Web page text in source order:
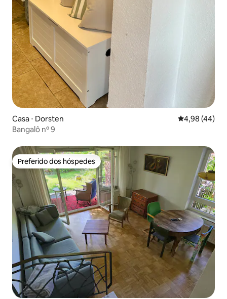
Casa ⋅ Dorsten 4,98 de uma
4,98 (44)
Bangalô nº 9
Preferido dos hóspedes
Preferido dos hóspedes